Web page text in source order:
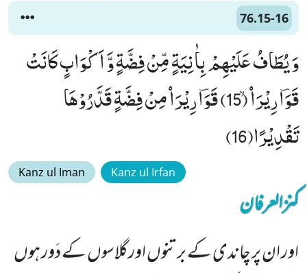
76.15-16
وَ یُطَافُ عَلَیْهِمْ بِاٰنِیَةٍ مِّنْ فِضَّةٍ وَّ اَكْوَابٍ كَانَتْ
قَوَؔارِیْرَاۡۙ (15) قَوَؔارِیْرَاۡ مِنْ فِضَّةٍ قَدَّرُوْهَا
تَقْدِیْرًا(16)
Kanz ul Iman Kanz ul Irfan
کنزالعرفان
اور ان پر چاندی کے برتنوں اورگلاسوں کے دَور ہوں